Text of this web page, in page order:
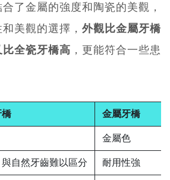
了金屬的強度和陶瓷的美觀，
美觀的選擇， 外觀比金屬牙橋
全瓷牙橋高 ，更能符合一些患
金屬牙橋
金屬色
自然牙齒難以區分 耐用性強